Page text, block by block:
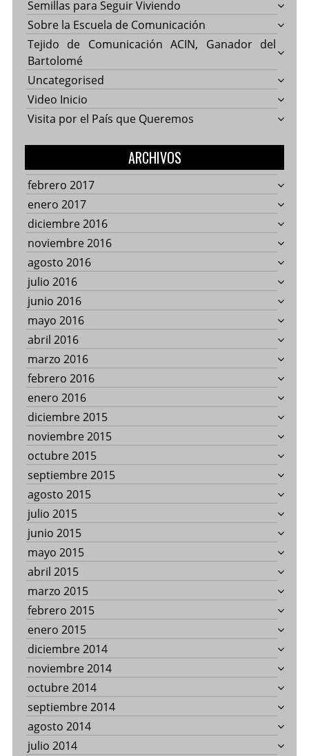
Semillas para Seguir Viviendo
Sobre la Escuela de Comunicación
Tejido de Comunicación ACIN, Ganador del
Bartolomé
Uncategorised
Video Inicio
Visita por el País que Queremos
ARCHIVOS
febrero 2017
enero 2017
diciembre 2016
noviembre 2016
agosto 2016
julio 2016
junio 2016
mayo 2016
abril 2016
marzo 2016
febrero 2016
enero 2016
diciembre 2015
noviembre 2015
octubre 2015
septiembre 2015
agosto 2015
julio 2015
junio 2015
mayo 2015
abril 2015
marzo 2015
febrero 2015
enero 2015
diciembre 2014
noviembre 2014
octubre 2014
septiembre 2014
agosto 2014
julio 2014